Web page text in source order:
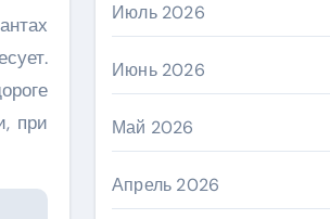
при
Июль 2026
Июнь 2026
Май 2026
Апрель 2026